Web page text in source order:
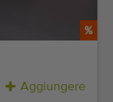
Aggiungere